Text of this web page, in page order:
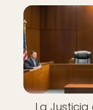
La Justicia